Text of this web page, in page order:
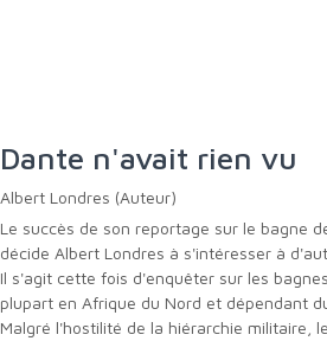
Dante n'avait rien vu
Albert Londres (Auteur)
Le succès de son reportage sur le bagne de Cayenne (Au bagne)
décide Albert Londres à s'intéresser à
Il s'agit cette fois d'enquêter sur les
plupart en Afrique du Nord et dépendant
Malgré l'hostilité de la hiérarchie militaire,